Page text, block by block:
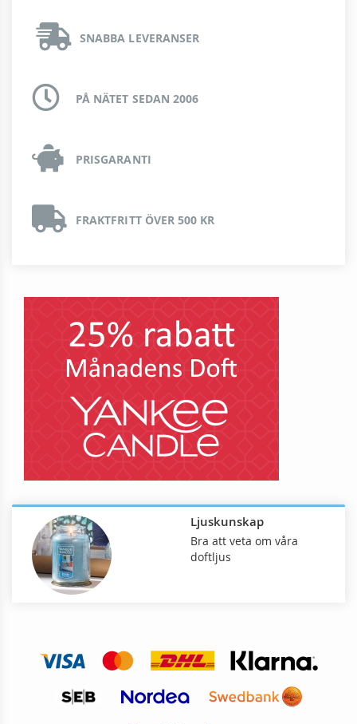
SNABBA LEVERANSER
PÅ NÄTET SEDAN 2006
PRISGARANTI
FRAKTFRITT ÖVER 500 KR
Ljuskunskap
Bra att veta om våra
doftljus